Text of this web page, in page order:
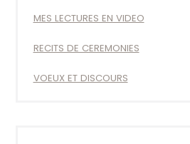
MES LECTURES EN VIDEO
RECITS DE CEREMONIES
VOEUX ET DISCOURS